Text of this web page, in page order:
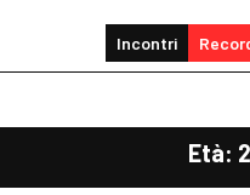
Incontri
Età: